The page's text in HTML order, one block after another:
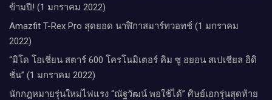
ข้ามปี! (1 มกราคม 2022)
Amazfit T-Rex Pro สุดยอด นาฬิกาสมาร์ทวอทช์ (1 มกราคม
2022)
“มิโด โอเชี่ยน สตาร์ 600 โครโนมิเตอร์ คิม ซู ฮยอน สเปเชียล อิดิ
ชั่น” (1 มกราคม 2022)
นักกฎหมายรุ่นใหม่ไฟแรง “ณัฐวัฒน์ พอใช้ได้” ศิษย์เอกรุ่นสุดท้าย